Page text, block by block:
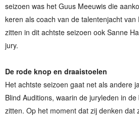
seizoen was het Guus Meeuwis die
keren als coach van de talentenjacht van
zitten in dit achtste seizoen ook Sanne
jury.
De rode knop en draaistoelen
Het achtste seizoen gaat net als andere
Blind Auditions, waarin de juryleden in
zitten. Op het moment dat zij denken dat